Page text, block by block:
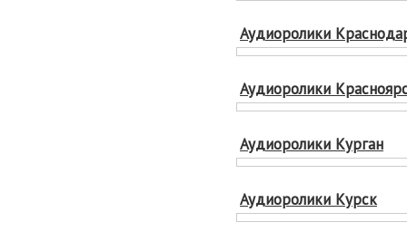
Аудиоролики
Аудиоролики
Аудиоролики Курган
Аудиоролики Курск